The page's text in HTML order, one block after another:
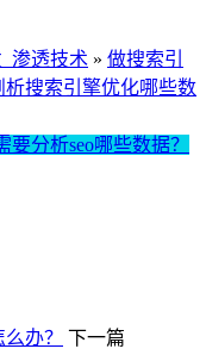
渗透技术 » 做搜索引
搜索引擎优化哪些数
分析seo哪些数据？
办？
下一篇